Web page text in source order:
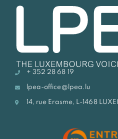
+ 352 28 68 19
lpea-office@lpea.lu
14, rue Erasme, L-1468